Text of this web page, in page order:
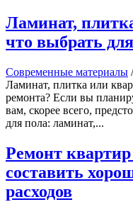
Ламинат,
что выбрать
Современные материалы
Ламинат, плитка или
ремонта? Если вы
вам, скорее всего,
для пола: ламинат,...
Ремонт
составить
расходов